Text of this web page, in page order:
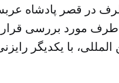
در قصر پادشاه
طرف مورد بررسی